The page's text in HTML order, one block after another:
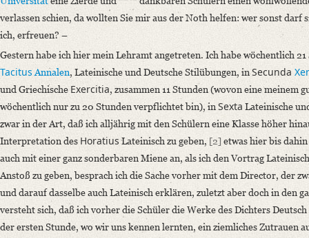
Incipit: „[1] Oppeln am Vorabend des neuen Jahres 1826.
Werthester Lehrer!
Beim Schlusse dieses Jahres, in welchem mein erster Eintritt in die
Language
German
Editors
Bamberg, Claudia
Varwig, Olivia
verlassen schien, da wollten Sie mir aus der Noth helfen: wer sonst darf
ich, erfreuen? –
Gestern habe ich hier mein Lehramt angetreten. Ich habe wöchentlich
Tacitus Annalen, Lateinische und Deutsche Stilübungen, inSecunda
und Griechische Exercitia, zusammen 11 Stunden (wovon eine meinem
wöchentlich nur zu 20 Stunden verpflichtet bin), inSexta Lateinische
zwar in der Art, daß ich alljährig mit den Schülern eine Klasse höher
Interpretation des HoratiusLateinisch zu geben, [2] etwas hier bis
auch mit einer ganz sonderbaren Miene an, als ich den Vortrag
Anstoß zu geben, besprach ich die Sache vorher mit dem Director, der
und darauf dasselbe auch Lateinisch erklären, zuletzt aber doch in den
versteht sich, daß ich vorher die Schüler die Werke des Dichters
der ersten Stunde, wo wir uns kennen lernten, ein ziemliches Zutrauen